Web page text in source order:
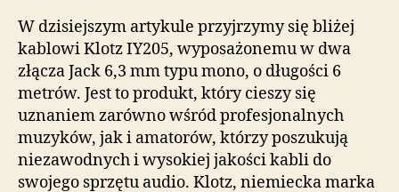
W dzisiejszym artykule przyjrzymy się bliżej
kablowi Klotz IY205, wyposażonemu w dwa
złącza Jack 6,3 mm typu mono, o długości 6
metrów. Jest to produkt, który cieszy się
uznaniem zarówno wśród profesjonalnych
muzyków, jak i amatorów, którzy poszukują
niezawodnych i wysokiej jakości kabli do
swojego sprzętu audio. Klotz, niemiecka marka